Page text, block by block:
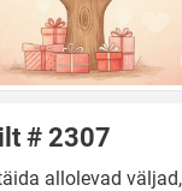
# 2307
allolevad